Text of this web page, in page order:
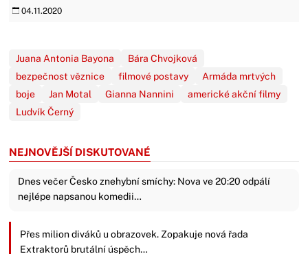
04.11.2020
Juana Antonia Bayona
Bára Chvojková
bezpečnost věznice
filmové postavy
Armáda mrtvých
boje
Jan Motal Gianna Nannini
americké akční filmy
Ludvík Černý
NEJNOVĚJŠÍ DISKUTOVANÉ
Dnes večer Česko znehybní smíchy: Nova ve 20:20 odpálí
nejlépe napsanou komedii…
Přes milion diváků u obrazovek. Zopakuje nová řada
Extraktorů brutální úspěch…